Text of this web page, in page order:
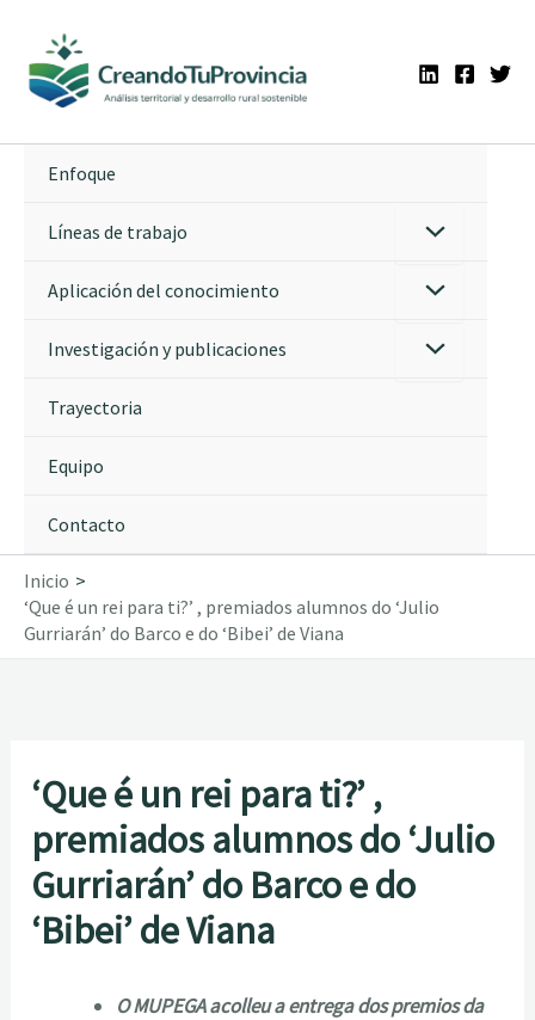
contenido
Enfoque
Líneas de trabajo
Aplicación del conocimiento
Investigación y publicaciones
Trayectoria
Equipo
Contacto
Inicio
‘Que é un rei para ti?’ , premiados alumnos do ‘Julio
Gurriarán’ do Barco e do ‘Bibei’ de Viana
‘Que é un rei para ti?’ ,
premiados alumnos do ‘Julio
Gurriarán’ do Barco e do
‘Bibei’ de Viana
O MUPEGA acolleu a entrega dos premios da